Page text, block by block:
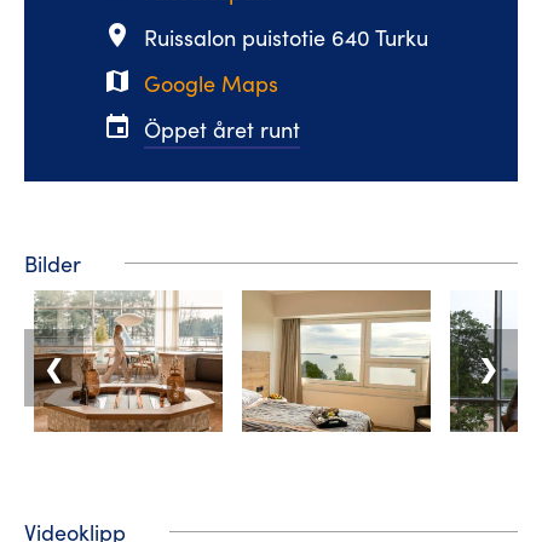
place
Ruissalon puistotie 640 Turku
map Google Maps
event Öppet året runt
Bilder
❮ ❯
Videoklipp